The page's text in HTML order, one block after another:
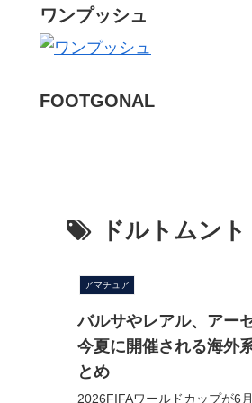
ワンプッシュ
FOOTGONAL
ドルトムント
アマチュア
バルサやレアル、アー
今夏に開催される海外
とめ
2026FIFAワールドカップが6